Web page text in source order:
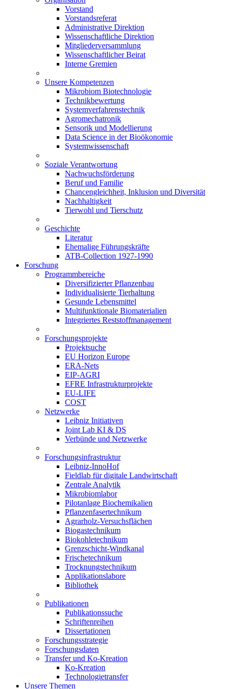
Vorstand
Vorstandsreferat
Administrative Direktion
Wissenschaftliche Direktion
Mitgliederversammlung
Wissenschaftlicher Beirat
Interne Gremien
Unsere Kompetenzen
Mikrobiom Biotechnologie
Technikbewertung
Systemverfahrenstechnik
Agromechatronik
Sensorik und Modellierung
Data Science in der Bioökonomie
Systemwissenschaft
Soziale Verantwortung
Nachwuchsförderung
Beruf und Familie
Chancengleichheit, Inklusion und Diversität
Nachhaltigkeit
Tierwohl und Tierschutz
Geschichte
Literatur
Ehemalige Führungskräfte
ATB-Collection 1927-1990
Forschung
Programmbereiche
Diversifizierter Pflanzenbau
Individualisierte Tierhaltung
Gesunde Lebensmittel
Multifunktionale Biomaterialien
Integriertes Reststoffmanagement
Forschungsprojekte
Projektsuche
EU Horizon Europe
ERA-Nets
EIP-AGRI
EFRE Infrastrukturprojekte
EU-LIFE
COST
Netzwerke
Leibniz Initiativen
Joint Lab KI & DS
Verbünde und Netzwerke
Forschungsinfrastruktur
Leibniz-InnoHof
Fieldlab für digitale Landwirtschaft
Zentrale Analytik
Mikrobiomlabor
Pilotanlage Biochemikalien
Pflanzenfasertechnikum
Agrarholz-Versuchsflächen
Biogastechnikum
Biokohletechnikum
Grenzschicht-Windkanal
Frischetechnikum
Trocknungstechnikum
Applikationslabore
Bibliothek
Publikationen
Publikationssuche
Schriftenreihen
Dissertationen
Forschungsstrategie
Forschungsdaten
Transfer und Ko-Kreation
Ko-Kreation
Technologietransfer
Unsere Themen